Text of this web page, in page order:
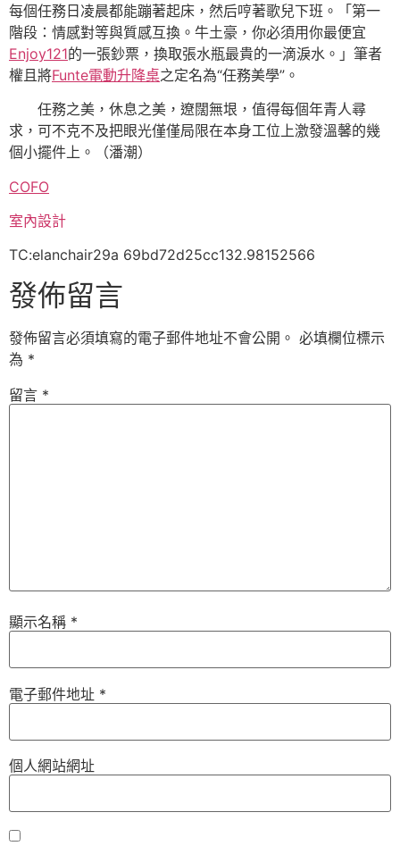
每個任務日凌晨都能蹦著起床，然后哼著歌兒下班。「第一
階段：情感對等與質感互換。牛土豪，你必須用你最便宜
Enjoy121的一張鈔票，換取張水瓶最貴的一滴淚水。」筆者
權且將Funte電動升降桌之定名為“任務美學”。
任務之美，休息之美，遼闊無垠，值得每個年青人尋
求，可不克不及把眼光僅僅局限在本身工位上激發溫馨的幾
個小擺件上。（潘潮）
COFO
室內設計
TC:elanchair29a 69bd72d25cc132.98152566
發佈留言
發佈留言必須填寫的電子郵件地址不會公開。 必填欄位標示
為 *
留言 *
顯示名稱 *
電子郵件地址 *
個人網站網址